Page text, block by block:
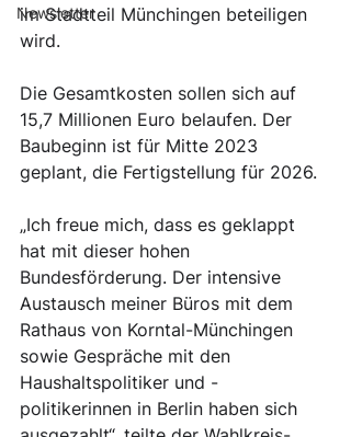
Newsletter
im Stadtteil Münchingen beteiligen
wird.
Die Gesamtkosten sollen sich auf
15,7 Millionen Euro belaufen. Der
Baubeginn ist für Mitte 2023
geplant, die Fertigstellung für 2026.
„Ich freue mich, dass es geklappt
hat mit dieser hohen
Bundesförderung. Der intensive
Austausch meiner Büros mit dem
Rathaus von Korntal-Münchingen
sowie Gespräche mit den
Haushaltspolitiker und -
politikerinnen in Berlin haben sich